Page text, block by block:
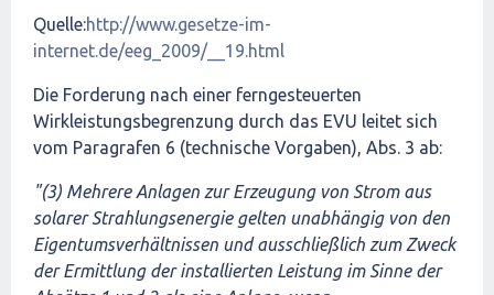
Quelle:http://www.gesetze-im-
internet.de/eeg_2009/__19.html
Die Forderung nach einer ferngesteuerten
Wirkleistungsbegrenzung durch das EVU leitet sich
vom Paragrafen 6 (technische Vorgaben), Abs. 3 ab:
"(3) Mehrere Anlagen zur Erzeugung von Strom aus
solarer Strahlungsenergie gelten unabhängig von den
Eigentumsverhältnissen und ausschließlich zum Zweck
der Ermittlung der installierten Leistung im Sinne der